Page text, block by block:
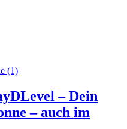
– Dein
– auch im